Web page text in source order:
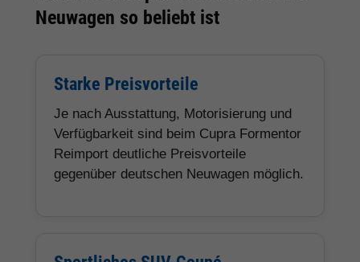
Neuwagen so beliebt ist
Starke Preisvorteile
Je nach Ausstattung, Motorisierung und
Verfügbarkeit sind beim Cupra Formentor
Reimport deutliche Preisvorteile
gegenüber deutschen Neuwagen möglich.